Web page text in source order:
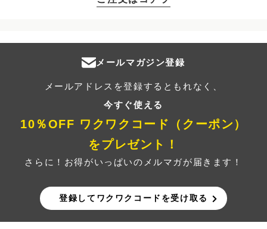
メールマガジン登録
メールアドレスを登録するともれなく、
今すぐ使える
10％OFF ワクワクコード（クーポン）
をプレゼント！
さらに！お得がいっぱいのメルマガが届きます！
登録してワクワクコードを受け取る